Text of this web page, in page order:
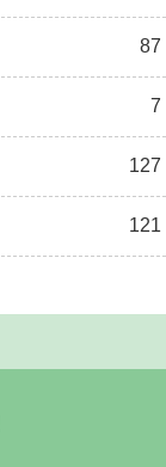
87
7
127
121